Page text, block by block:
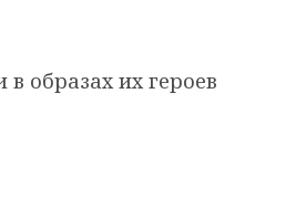
в образах их героев